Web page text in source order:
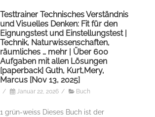
Testtrainer Technisches Verständnis
und Visuelles Denken: Fit für den
Eignungstest und Einstellungstest |
Technik, Naturwissenschaften,
räumliches … mehr | Über 600
Aufgaben mit allen Lösungen
[paperback] Guth, Kurt,Mery,
Marcus [Nov 13, 2025]
/ Januar 22, 2026 / Buch
1 grün-weiss Dieses Buch ist der